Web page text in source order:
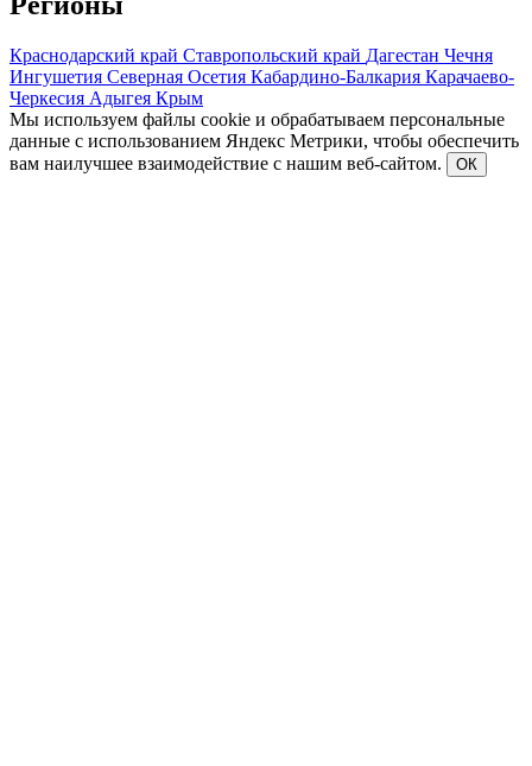
Краснодарский край Ставропольский край Дагестан Чечня
Ингушетия Северная Осетия Кабардино-Балкария Карачаево-
Черкесия Адыгея Крым
Мы используем файлы cookie и обрабатываем персональные
данные с использованием Яндекс Метрики, чтобы обеспечить
вам наилучшее взаимодействие с нашим веб-сайтом.
ОК